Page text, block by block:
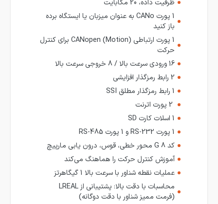
ظرفیت داده، 20 مگابایت
1 پورت CANo به عنوان میزبان یا ایستگاه برده
باز کنید
1 پورت ارتباطی CANopen (Motion) برای کنترل
حرکت
16 ورودی سرعت بالا / 8 خروجی سرعت بالا
2 رابط رمزگذار افزایشی
1 رابط رمزگذار مطلق SSI
1 اسلات کارت SD
1 پورت RS-232 و 1 پورت RS-485
کد G 8 محور خطی، قوس، درون یابی مارپیچ
آموزش کنترل حرکت را هماهنگ می‌کند
عملیات نقطه شناور با سرعت بالا 1 گیگاهرتز
محاسبات با دقت بالا: پشتیبانی از LREAL
(فرمت ممیز شناور با دقت دوگانه)